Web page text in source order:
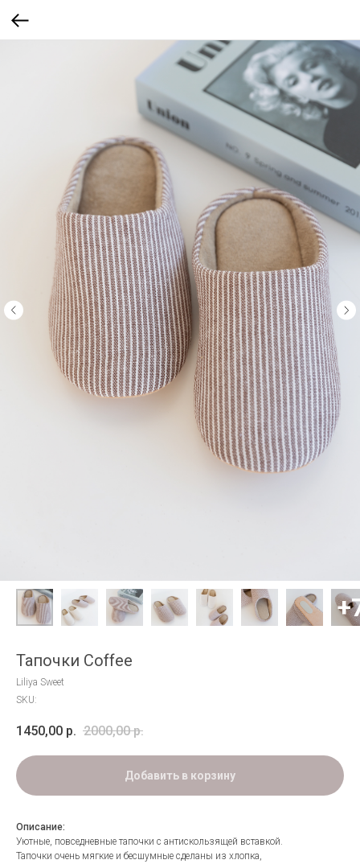
Тапочки Сoffee
Liliya Sweet
SKU:
1450,00 р. 2000,00 р.
Добавить в корзину
Описание:
Уютные, повседневные тапочки с антискользящей вставкой.
Тапочки очень мягкие и бесшумные сделаны из хлопка,